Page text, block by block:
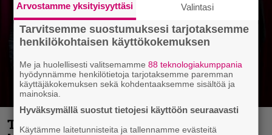
Thrash ’n’ roll -yhtye Madred ryydittää
Arvostamme yksityisyyttäsi Valintasi
Tarvitsemme suostumuksesi tarjotaksemme
henkilökohtaisen käyttökokemuksen
Me ja huolellisesti valitsemamme88 teknologiakumppania
hyödynnämme henkilötietoja tarjotaksemme paremman
käyttäjäkokemuksen sekä kohdentaaksemme sisältöä ja
mainoksia.
Hyväksymällä suostut tietojesi käyttöön seuraavasti
Käytämme laitetunnisteita ja tallennamme evästeitä